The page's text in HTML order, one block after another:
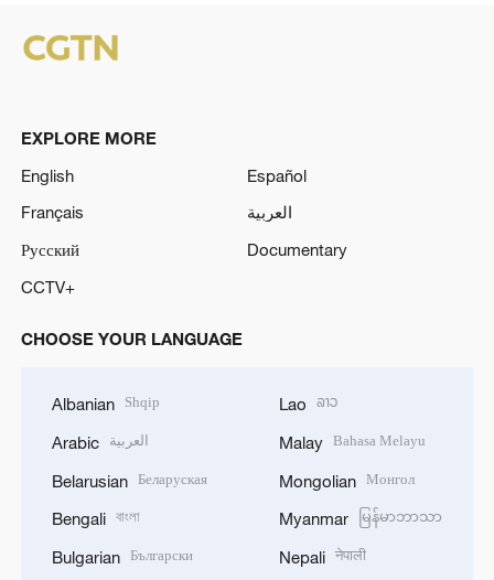
EXPLORE MORE
English
Español
Français
العربية
Русский
Documentary
CCTV+
CHOOSE YOUR LANGUAGE
Albanian Shqip
Arabic العربية
Belarusian Беларуская
Bengali বাংলা
Bulgarian Български
Lao ລາວ
Malay Bahasa Melayu
Mongolian Монгол
Myanmar မြန်မာဘာသာ
Nepali नेपाली